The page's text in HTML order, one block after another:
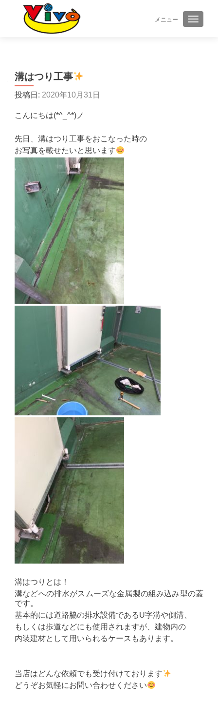
メニュー ナビゲ
溝はつり工事
投稿日: 2020年10月31日
こんにちは(*^_^*)ノ
先日、溝はつり工事をおこなった時の
お写真を載せたいと思います
溝はつりとは！
溝などへの排水がスムーズな金属製の組み込み型の蓋
です。
基本的には道路脇の排水設備であるU字溝や側溝、
もしくは歩道などにも使用されますが、建物内の
内装建材として用いられるケースもあります。
当店はどんな依頼でも受け付けております
どうぞお気軽にお問い合わせください